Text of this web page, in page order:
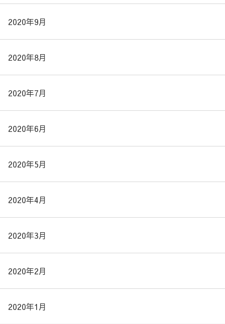
2020年9月
2020年8月
2020年7月
2020年6月
2020年5月
2020年4月
2020年3月
2020年2月
2020年1月